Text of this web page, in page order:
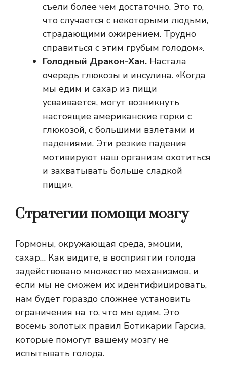
съели более чем достаточно. Это то,
что случается с некоторыми людьми,
страдающими ожирением. Трудно
справиться с этим грубым голодом».
Голодный Дракон-Хан. Настала
очередь глюкозы и инсулина. «Когда
мы едим и сахар из пищи
усваивается, могут возникнуть
настоящие американские горки с
глюкозой, с большими взлетами и
падениями. Эти резкие падения
мотивируют наш организм охотиться
и захватывать больше сладкой
пищи».
Стратегии помощи мозгу
Гормоны, окружающая среда, эмоции,
сахар… Как видите, в восприятии голода
задействовано множество механизмов, и
если мы не сможем их идентифицировать,
нам будет гораздо сложнее установить
ограничения на то, что мы едим. Это
восемь золотых правил Ботикарии Гарсиа,
которые помогут вашему мозгу не
испытывать голода.